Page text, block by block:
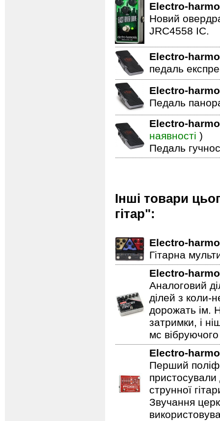
Electro-
Новий
JRC4558 IC.
Electro-
педаль
Electro-
Педаль
Electro-
наявності )
Педаль
Інші товари
гітар":
Electro-
Гітарна
Electro-
Аналоговий
ділей з коли-
дорожать ім.
затримки, і
мс
Electro-
Перший
пристосували
струнної
Звучання